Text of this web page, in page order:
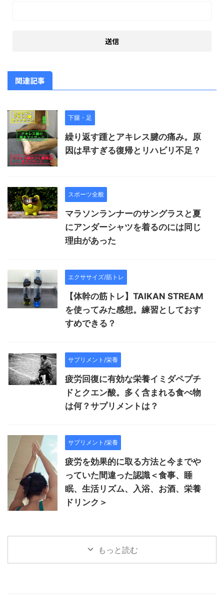
関連記事
下腿・足
繰り返す踵とアキレス腱の痛み。原
因は早すぎる復帰とリハビリ不足？
スポーツ全般
マラソンランナーのサングラスと夏
にアンダーシャツを着るのには同じ
理由があった
エクササイズ/筋トレ
【体幹の筋トレ】TAIKAN STREAM
を使ってみた感想。練習としておす
すめできる？
サプリメント/栄養
疲労回復に有効な栄養イミダペプチ
ドとクエン酸。多く含まれる食べ物
は何？サプリメントは？
サプリメント/栄養
疲労を効果的に取る方法と今までや
っていた間違った認識＜食事、睡
眠、生活リズム、入浴、お酒、栄養
ドリンク＞
もっと読む